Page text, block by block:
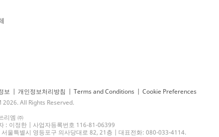
보 | 개인정보처리방침 | Terms and Conditions | Cookie Preferences
All Rights Reserved.
리엠 ㈜
: 이정한 | 사업자등록번호 116-81-06399
서울특별시 영등포구 의사당대로 82, 21층 | 대표전화: 080-033-4114.